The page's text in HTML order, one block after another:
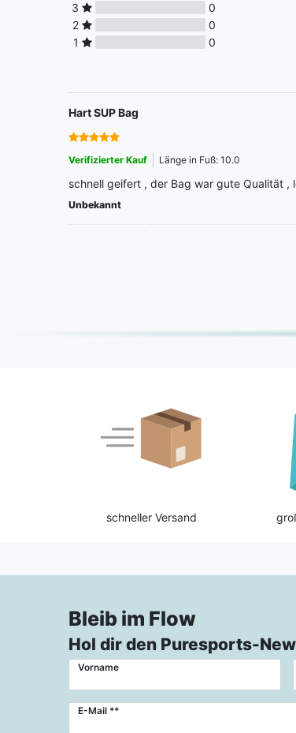
3
0
2
0
1
0
Hart SUP Bag
Verifizierter Kauf Länge in Fuß: 10.0
schnell geifert , der Bag war gute Qualität ,
Unbekannt
schneller Versand
Bleib im Flow
Hol dir den Puresports-
Vorname
E-Mail **
Newsletter